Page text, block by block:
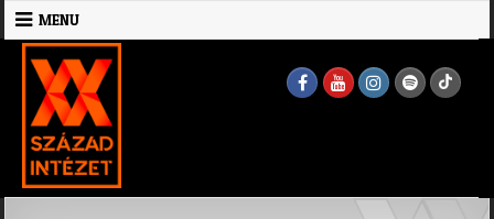
Skip
to
content
MENU